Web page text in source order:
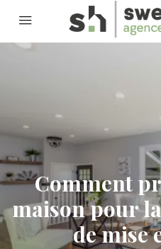
Comment
maison pour
de mise